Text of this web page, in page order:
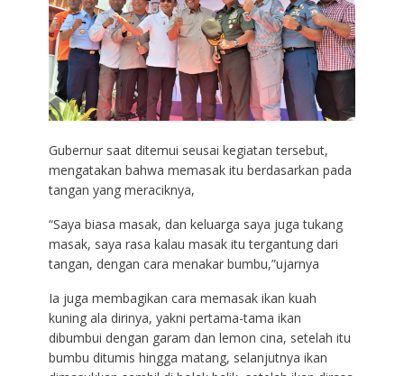
Gubernur saat ditemui seusai kegiatan tersebut,
mengatakan bahwa memasak itu berdasarkan pada
tangan yang meraciknya,
“Saya biasa masak, dan keluarga saya juga tukang
masak, saya rasa kalau masak itu tergantung dari
tangan, dengan cara menakar bumbu,”ujarnya
Ia juga membagikan cara memasak ikan kuah
kuning ala dirinya, yakni pertama-tama ikan
dibumbui dengan garam dan lemon cina, setelah itu
bumbu ditumis hingga matang, selanjutnya ikan